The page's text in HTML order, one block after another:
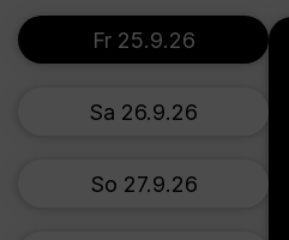
Fr 25.9.26
Sa 26.9.26
So 27.9.26